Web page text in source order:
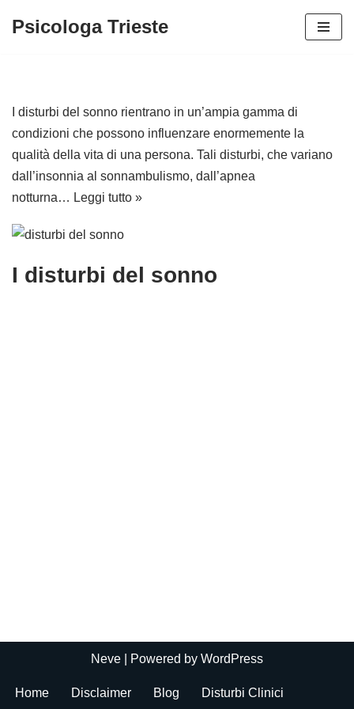
Psicologa Trieste
I disturbi del sonno rientrano in un’ampia gamma di
condizioni che possono influenzare enormemente la
qualità della vita di una persona. Tali disturbi, che variano
dall’insonnia al sonnambulismo, dall’apnea
notturna… Leggi tutto »
I disturbi del sonno
Neve | Powered by WordPress
Home Disclaimer Blog Disturbi Clinici